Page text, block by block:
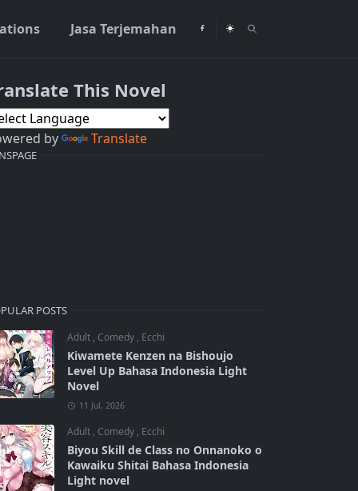
Jasa Terjemahan
This Novel
by Translate
POSTS
Adult , Comedy , Ecchi
Kiwamete Kenzen na Bishoujo
Level Up Bahasa Indonesia Light
Novel
11 Jul, 2026
Adult , Comedy , Ecchi
Biyou Skill de Class no Onnanoko o
Kawaiku Shitai Bahasa Indonesia
Light novel